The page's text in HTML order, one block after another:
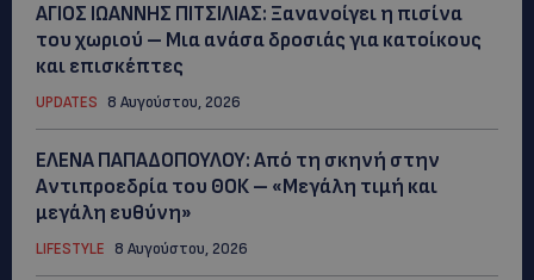
ΑΓΙΟΣ ΙΩΑΝΝΗΣ ΠΙΤΣΙΛΙΑΣ: Ξανανοίγει η πισίνα
του χωριού – Μια ανάσα δροσιάς για κατοίκους
και επισκέπτες
UPDATES 8 Αυγούστου, 2026
ΕΛΕΝΑ ΠΑΠΑΔΟΠΟΥΛΟΥ: Από τη σκηνή στην
Αντιπροεδρία του ΘΟΚ – «Μεγάλη τιμή και
μεγάλη ευθύνη»
LIFESTYLE 8 Αυγούστου, 2026